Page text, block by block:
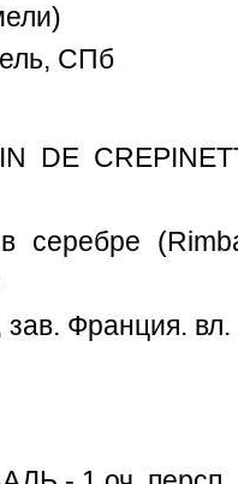
СПб
DE
серебре
Франция.